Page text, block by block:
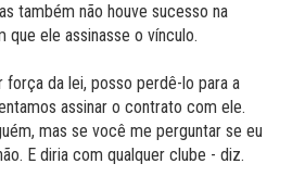
também não houve sucesso na
ele assinasse o vínculo.
força da lei, posso perdê-lo para a
assinar o contrato com ele.
mas se você me perguntar se eu
E diria com qualquer clube - diz.